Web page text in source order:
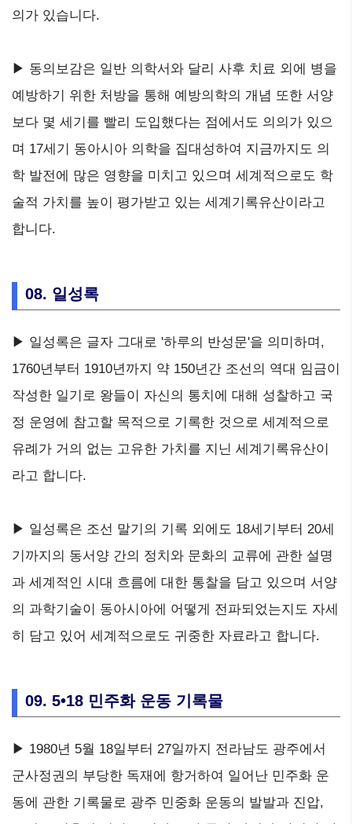
의가 있습니다.
▶ 동의보감은 일반 의학서와 달리 사후 치료 외에 병을
예방하기 위한 처방을 통해 예방의학의 개념 또한 서양
보다 몇 세기를 빨리 도입했다는 점에서도 의의가 있으
며 17세기 동아시아 의학을 집대성하여 지금까지도 의
학 발전에 많은 영향을 미치고 있으며 세계적으로도 학
술적 가치를 높이 평가받고 있는 세계기록유산이라고
합니다.
08. 일성록
▶ 일성록은 글자 그대로 '하루의 반성문'을 의미하며,
1760년부터 1910년까지 약 150년간 조선의 역대 임금이
작성한 일기로 왕들이 자신의 통치에 대해 성찰하고 국
정 운영에 참고할 목적으로 기록한 것으로 세계적으로
유례가 거의 없는 고유한 가치를 지닌 세계기록유산이
라고 합니다.
▶ 일성록은 조선 말기의 기록 외에도 18세기부터 20세
기까지의 동서양 간의 정치와 문화의 교류에 관한 설명
과 세계적인 시대 흐름에 대한 통찰을 담고 있으며 서양
의 과학기술이 동아시아에 어떻게 전파되었는지도 자세
히 담고 있어 세계적으로도 귀중한 자료라고 합니다.
09. 5•18 민주화 운동 기록물
▶ 1980년 5월 18일부터 27일까지 전라남도 광주에서
군사정권의 부당한 독재에 항거하여 일어난 민주화 운
동에 관한 기록물로 광주 민중화 운동의 발발과 진압,